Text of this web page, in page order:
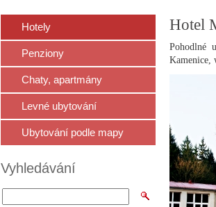
Hotel
Pohodlné
Kamenice,
Hotely
Penziony
Chaty, apartmány
Levné ubytování
Ubytování podle mapy
Vyhledávání